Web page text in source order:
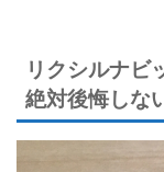
リクシルナビ
絶対後悔しな